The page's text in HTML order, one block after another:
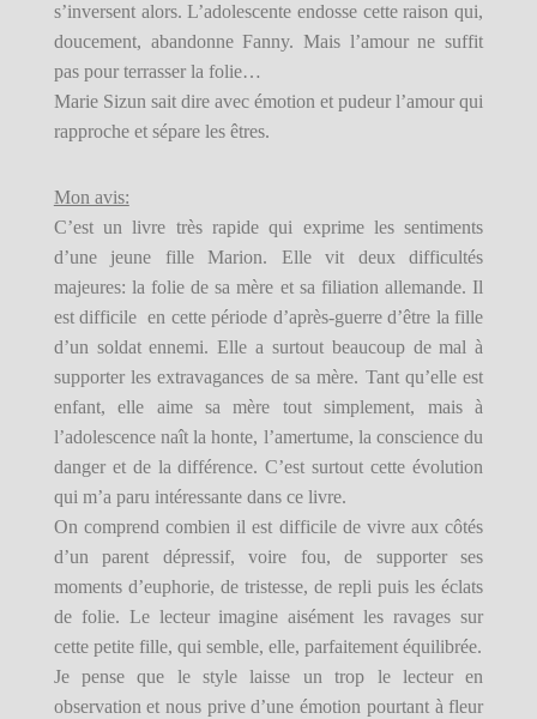
s’inversent alors. L’adolescente endosse cette raison qui,
doucement, abandonne Fanny. Mais l’amour ne suffit
pas pour terrasser la folie…
Marie Sizun sait dire avec émotion et pudeur l’amour qui
rapproche et sépare les êtres.
Mon avis:
C’est un livre très rapide qui exprime les sentiments
d’une jeune fille Marion. Elle vit deux difficultés
majeures: la folie de sa mère et sa filiation allemande. Il
est difficile en cette période d’après-guerre d’être la fille
d’un soldat ennemi. Elle a surtout beaucoup de mal à
supporter les extravagances de sa mère. Tant qu’elle est
enfant, elle aime sa mère tout simplement, mais à
l’adolescence naît la honte, l’amertume, la conscience du
danger et de la différence. C’est surtout cette évolution
qui m’a paru intéressante dans ce livre.
On comprend combien il est difficile de vivre aux côtés
d’un parent dépressif, voire fou, de supporter ses
moments d’euphorie, de tristesse, de repli puis les éclats
de folie. Le lecteur imagine aisément les ravages sur
cette petite fille, qui semble, elle, parfaitement équilibrée.
Je pense que le style laisse un trop le lecteur en
observation et nous prive d’une émotion pourtant à fleur